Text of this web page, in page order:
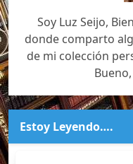
Soy Luz Seijo,
donde comparto
de mi colección
Estoy Leyendo….